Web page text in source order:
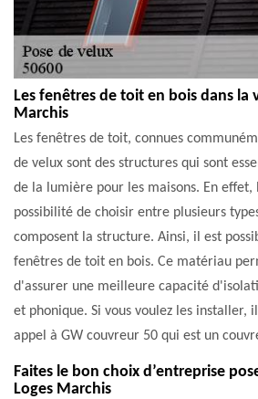
Les fenêtres de toit en bois dans la
Marchis
Les fenêtres de toit, connues
de velux sont des structures qui sont
de la lumière pour les maisons. En
possibilité de choisir entre plusieurs
composent la structure. Ainsi, il est
fenêtres de toit en bois. Ce matériau
d'assurer une meilleure capacité
et phonique. Si vous voulez les installer,
appel à GW couvreur 50 qui est un
Faites le bon choix d’entreprise
Loges Marchis